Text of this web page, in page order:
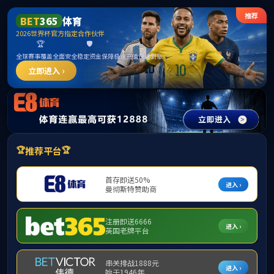
首页 集团概况 资讯中
工程业绩
品牌工程
工程展示
在建工程